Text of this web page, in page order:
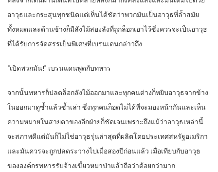
อาวุธและกระสุนทุกชนิดแต่เห็นได้ชัดว่าพวกมันเป็นอาวุธที่ล้ำสมัย
ทั้งหมดและด้านข้างก็มีลังไม้สองลังที่ถูกล็อกเอาไว้ซึ่งควรจะเป็นอาวุธ
ที่ได้รับการจัดสรรเป็นพิเศษที่เบรนเดนกล่าวถึง
“เปิดพวกมัน!” เบรนแดนพูดกับทหาร
จากนั้นทหารก็ปลดล็อกลังไม้ออกมาและทุกคนต่างก็หยิบอาวุธจากข้าง
ในออกมาดูซ้ำแล้วซ้ำเล่า ซึ่งทุกคนก็อดไม่ได้ที่จะมองหน้ากันและเห็น
ความหมายในสายตาของอีกฝ่ายก็ชัดเจนเพราะถึงแม้ว่าอาวุธเหล่านี้
จะสภาพดีแต่มันก็ไม่ใช่อาวุธรุ่นล่าสุดที่ผลิตโดยประเทศสหรัฐอเมริกา
และมันควรจะถูกปลดระวางไปเมื่อสองปีก่อนแล้ว เมื่อเทียบกับอาวุธ
ขององค์กรทหารรับจ้างเขี้ยวหมาป่าแล้วถือว่าด้อยกว่ามาก